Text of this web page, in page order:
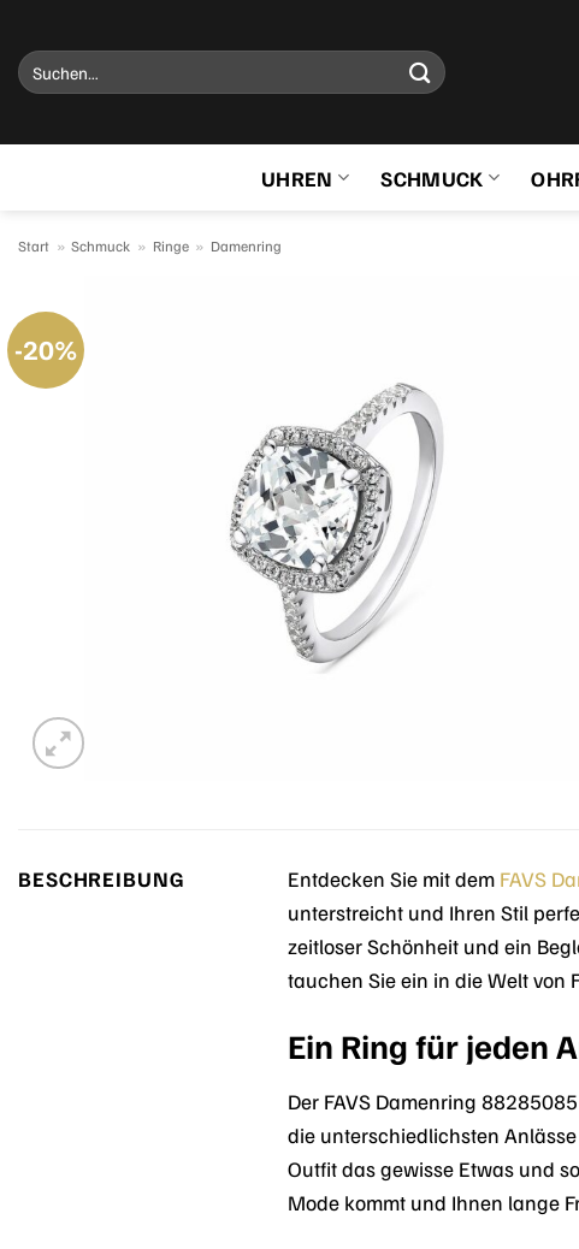
Inhalt
springen
Suchen
nach:
UHREN SCHMUCK
Start » Schmuck » Ringe » Damenring
-20%
BESCHREIBUNG Entdecken Sie mit dem FAVS
unterstreicht und Ihren Stil
zeitloser Schönheit und ein
tauchen Sie ein in die Welt von
Ein Ring für jeden
Der FAVS Damenring
die unterschiedlichsten
Outfit das gewisse Etwas und
Mode kommt und Ihnen lange